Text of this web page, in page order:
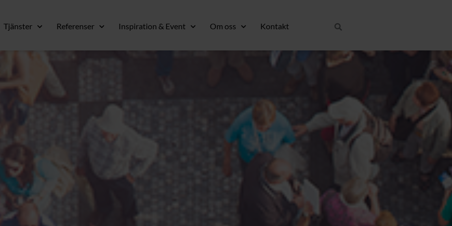
Tjänster Referenser Inspiration & Event Om oss Kontakt